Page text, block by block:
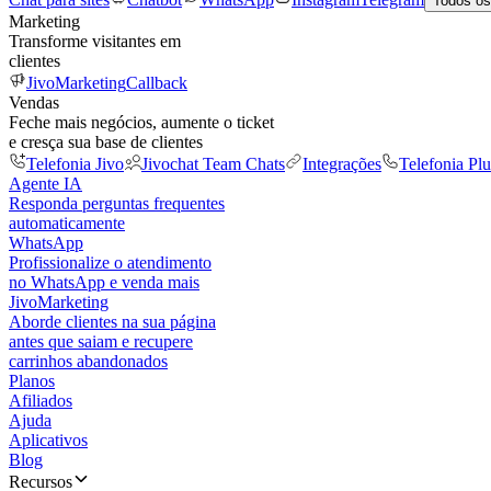
Marketing
Transforme visitantes em
clientes
JivoMarketingCallback
Vendas
Feche mais negócios, aumente o ticket
e cresça sua base de clientes
Telefonia Jivo
Jivochat Team Chats Integrações Telefonia
Agente IA
Responda perguntas frequentes
automaticamente
WhatsApp
Profissionalize o atendimento
no WhatsApp e venda mais
JivoMarketing
Aborde clientes na sua página
antes que saiam e recupere
carrinhos abandonados
Planos
Afiliados
Ajuda
Aplicativos
Blog
Recursos